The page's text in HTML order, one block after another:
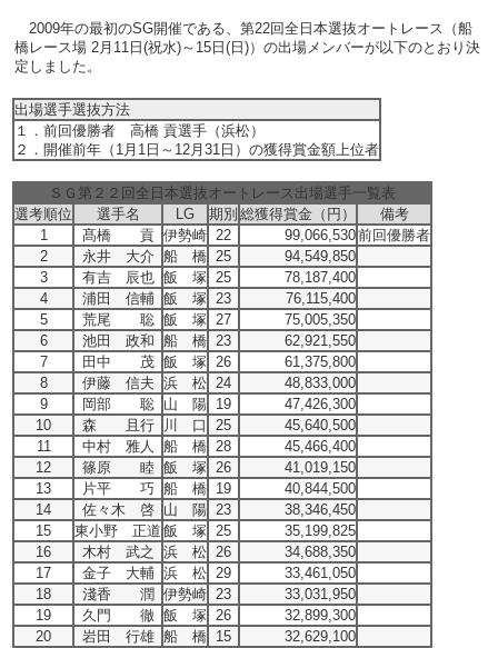
2009年の最初のSG開催である、第22回全日本選抜オートレース（船
橋レース場 2月11日(祝水)～15日( 日)）の出場メンバーが以下のとおり決
定しました。
出場選手選抜方法
１．前回優勝者 高橋 貢選手（浜松）
２．開催前年（1月1日～12月31日）の獲得賞金額上位者
ＳＧ第２２回全日本選抜オートレース出場選手一覧表
選考順位
選手名 LG 期別 総獲得賞金（円）
備考
1
髙橋 貢 伊勢崎 22 99,066,530前回優勝者
2
永井 大介 船 橋 25
94,549,850
3
有吉 辰也 飯 塚 25
78,187,400
4
浦田 信輔 飯 塚 23
76,115,400
5
荒尾 聡 飯 塚 27
75,005,350
6
池田 政和 船 橋 23
62,921,550
7
田中 茂 飯 塚 26
61,375,800
8
伊藤 信夫 浜 松 24
48,833,000
9
岡部 聡 山 陽 19
47,426,300
10
森 且行 川 口 25
45,640,500
11
中村 雅人 船 橋 28
45,466,400
12
篠原 睦 飯 塚 26
41,019,150
13
片平 巧 船 橋 19
40,844,500
14
佐々木 啓 山 陽 23
38,346,450
15
東小野 正道 飯 塚 25
35,199,825
16
木村 武之 浜 松 26
34,688,350
17
金子 大輔 浜 松 29
33,461,050
18
淺香 潤 伊勢崎 23
33,031,950
19
久門 徹 飯 塚 26
32,899,300
20
岩田 行雄 船 橋 15
32,629,100